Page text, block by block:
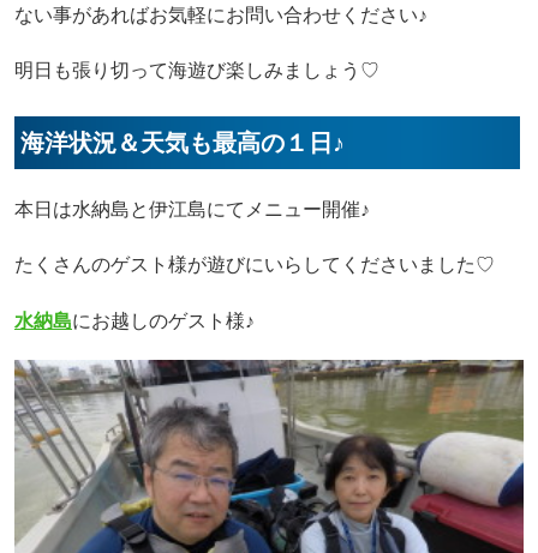
ない事があればお気軽にお問い合わせください♪
明日も張り切って海遊び楽しみましょう♡
海洋状況＆天気も最高の１日♪
本日は水納島と伊江島にてメニュー開催♪
たくさんのゲスト様が遊びにいらしてくださいました♡
水納島にお越しのゲスト様♪